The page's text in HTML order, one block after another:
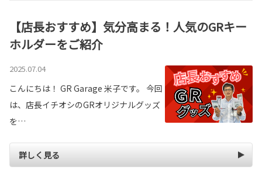
【店長おすすめ】気分高まる！人気のGRキー
ホルダーをご紹介
2025.07.04
こんにちは！ GR Garage 米子です。 今回
は、店長イチオシのGRオリジナルグッズ
を…
詳しく見る